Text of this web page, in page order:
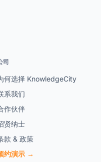
司
何选择 KnowledgeCity
系我们
作伙伴
贤纳士
款 & 政策
约演示 →